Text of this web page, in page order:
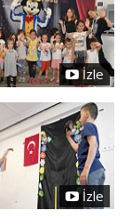
İzle
İzle